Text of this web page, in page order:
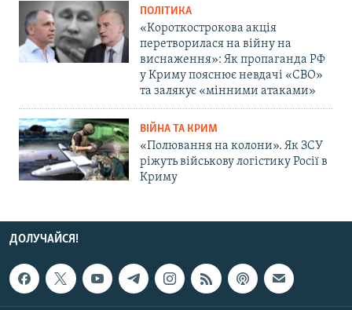
ПОЛІТИКА
«Короткострокова акція
перетворилася на війну на
виснаження»: Як пропаганда РФ
у Криму пояснює невдачі «СВО»
та залякує «мінними атаками»
ВІЙНА ТА КРИМ
«Полювання на колони». Як ЗСУ
ріжуть військову логістику Росії в
Криму
ДОЛУЧАЙСЯ!